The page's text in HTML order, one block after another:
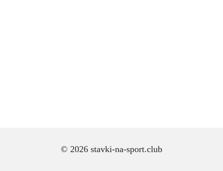
© 2026 stavki-na-sport.club